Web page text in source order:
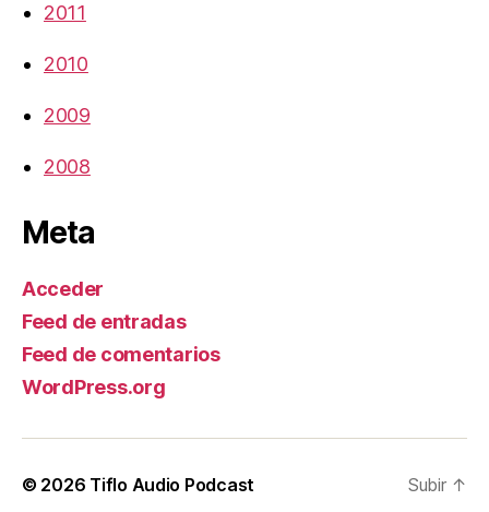
2011
2010
2009
2008
Meta
Acceder
Feed de entradas
Feed de comentarios
WordPress.org
© 2026 Tiflo Audio Podcast Subir ↑